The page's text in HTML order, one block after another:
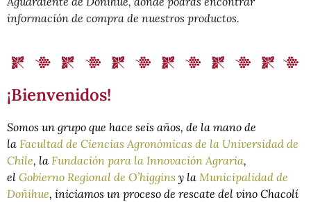
¡Bienvenidos!
Somos un grupo que hace seis años, de la mano de
la Facultad de Ciencias Agronómicas de la Universidad de
Chile, la Fundación para la Innovación Agraria,
el Gobierno Regional de O’higgins y la Municipalidad de
Doñihue, iniciamos un proceso de rescate del vino Chacolí
información de compra de nuestros productos.